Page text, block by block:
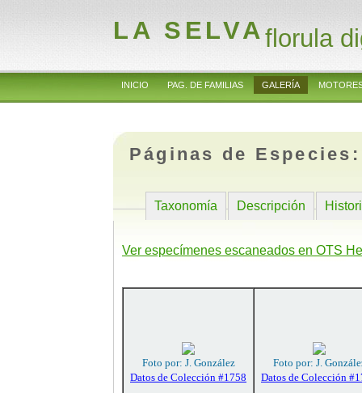
LA SELVAflorula
INICIO PAG. DE FAMILIAS GALERÍA
Páginas de
Taxonomía Descripción
Ver especímenes escaneados en OTS
Foto por: J. González
Datos de Colección #1758
Foto por: J.
Datos de Colección